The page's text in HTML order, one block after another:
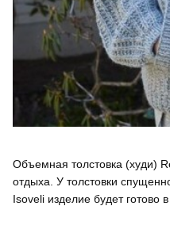
Объемная толстовка (худи)
отдыха. У толстовки
Isoveli изделие будет готово